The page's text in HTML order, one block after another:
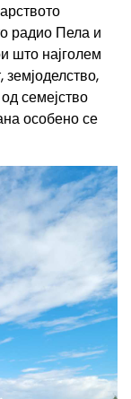
радио Пела и
што најголем
семејство
особено се